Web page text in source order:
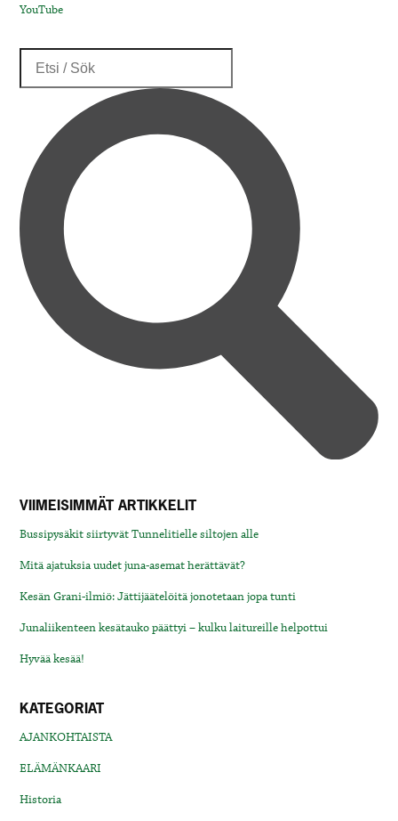
YouTube
VIIMEISIMMÄT ARTIKKELIT
Bussipysäkit siirtyvät Tunnelitielle siltojen alle
Mitä ajatuksia uudet juna-asemat herättävät?
Kesän Grani-ilmiö: Jättijäätelöitä jonotetaan jopa tunti
Junaliikenteen kesätauko päättyi – kulku laitureille helpottui
Hyvää kesää!
KATEGORIAT
AJANKOHTAISTA
ELÄMÄNKAARI
Historia